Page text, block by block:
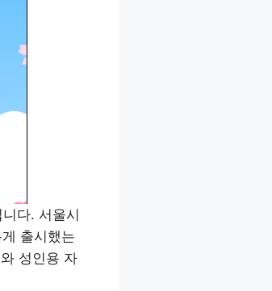
니다. 서울시
출시했는
성인용 자